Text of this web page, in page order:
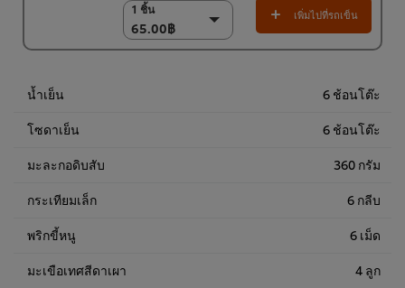
1 ชิ้น
65.00฿
1 ชิ้น
65.00฿
6 x 500 ก.
เพิ่มไปที่รถเข็น
น้ำเย็น 6 ช้อนโต๊ะ
โซดาเย็น 6 ช้อนโต๊ะ
มะละกอดิบสับ 360 กรัม
กระเทียมเล็ก 6 กลีบ
พริกขี้หนู 6 เม็ด
มะเขือเทศสีดาเผา 4 ลูก